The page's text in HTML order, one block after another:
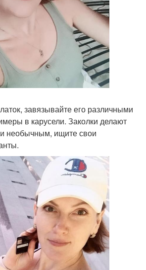
завязывайте его различными
в карусели. Заколки делают
необычным, ищите свои